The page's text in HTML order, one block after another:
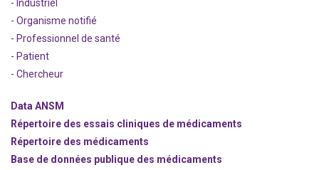
- Industriel
- Organisme notifié
- Professionnel de santé
- Patient
- Chercheur
Data ANSM
Répertoire des essais cliniques de médicaments
Répertoire des médicaments
Base de données publique des médicaments